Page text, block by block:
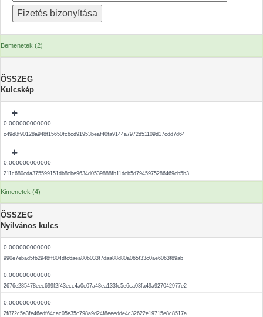
Bemenetek (2)
ÖSSZEG
Kulcskép
0.000000000000
c49d8f90128a948f15650fc6cd91953beaf40fa9144a7972d51109d17cdd7d64
0.000000000000
211c680cda375599151db8cbe9634d0539888fb11dcb5d7945975286469cb5b3
Kimenetek (4)
ÖSSZEG
Nyilvános kulcs
0.000000000000
990e7ebad5fb2948ff804dfc6aea80b033f7daa88d80a065f33c0ae6063f89ab
0.000000000000
2676e285478eec699f2f43ecc4a0c07a48ea133fc5e6ca03fa49a927042977e2
0.000000000000
2f872c5a3fe46edf64cac05e35c798a9d24f8eeedde4c32622e19715e8c8517a